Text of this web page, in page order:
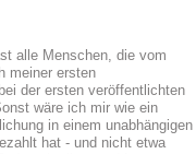
alle Menschen, die vom
meiner ersten
der ersten veröffentlichten
wäre ich mir wie ein
in einem unabhängigen
hat - und nicht etwa